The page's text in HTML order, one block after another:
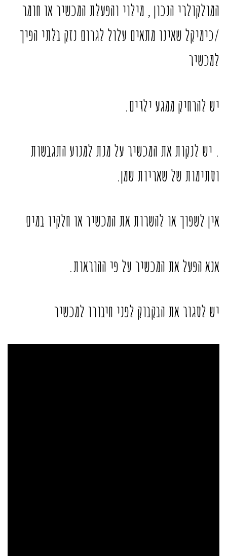
המולקולרי הנכון , מילוי והפעלת המכשיר או חומר
/כימיקל שאינו מתאים עלול לגרום נזק בלתי הפיך
למכשיר
יש להרחיק ממגע ילדים.
. יש לנקות את המכשיר על מנת למנוע התגבשות
וסתימות של שאריות שמן.
אין לשפוך או להשרות את המכשיר או חלקיו במים
אנא הפעל את המכשיר על פי ההוראות.
יש לסגור את הבקבוק לפני חיבורו למכשיר